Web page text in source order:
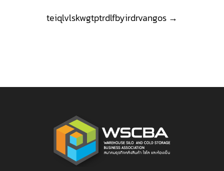
Post
navigation
teiqlvlskwgtptrdlfbyirdrvangos →